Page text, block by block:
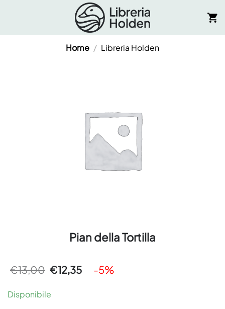
Home / Libreria Holden
Pian della Tortilla
€13,00 Il
prezzo
era:
€13,00.
€12,35Il
prezzo
-5%
Disponibile